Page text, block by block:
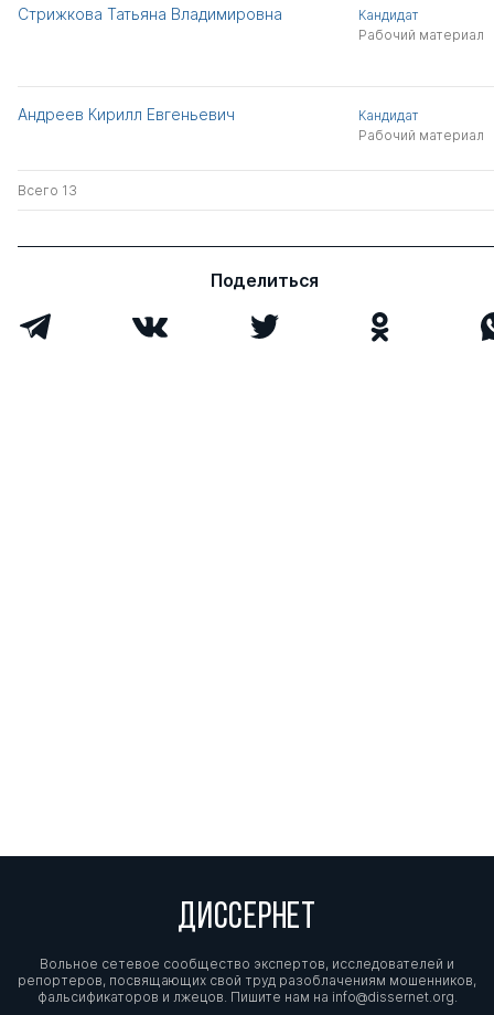
Стрижкова Татьяна Владимировна
Кандидат
Рабочий материал
Андреев Кирилл Евгеньевич
Кандидат
Рабочий материал
Всего 13
Поделиться
ДИССЕРНЕТ
Вольное сетевое сообщество экспертов, исследователей и
репортеров, посвящающих свой труд разоблачениям мошенников,
фальсификаторов и лжецов. Пишите нам на info@dissernet.org.